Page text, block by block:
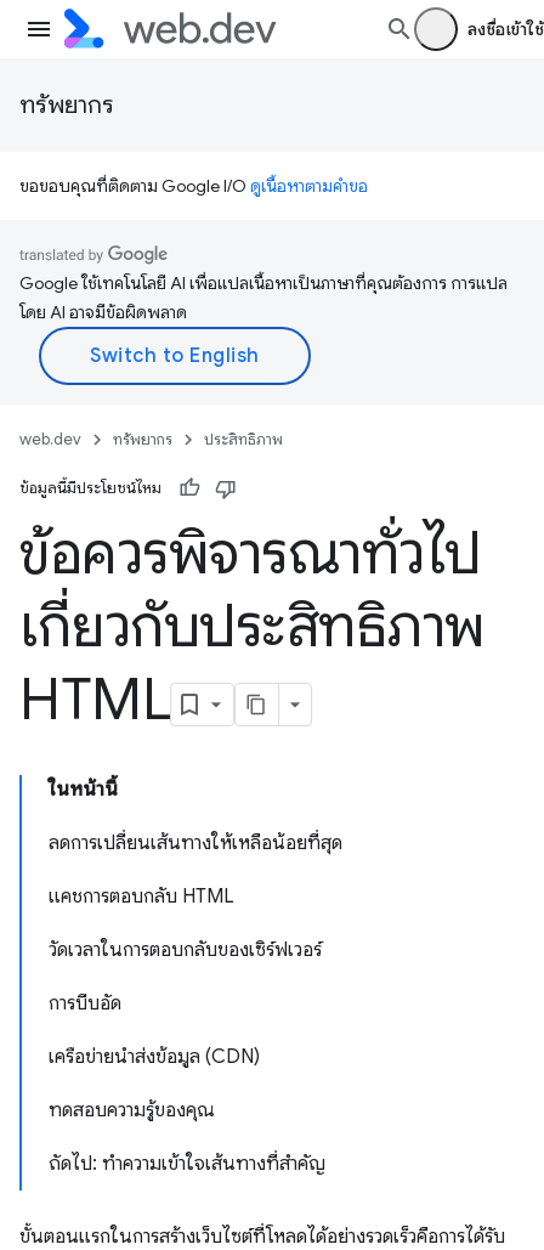
ลงชื่อเข้าใช้
ทรัพยากร
ขอขอบคุณที่ติดตาม Google I/O ดูเนื้อหาตามคำขอ
Google ใช้เทคโนโลยี AI เพื่อแปลเนื้อหาเป็นภาษาที่คุณต้องการ การแปล
โดย AI อาจมีข้อผิดพลาด
web.dev ทรัพยากร ประสิทธิภาพ
ข้อมูลนี้มีประโยชน์ไหม
ข้อควรพิจารณาทั่วไป
เกี่ยวกับประสิทธิภาพ
HTML
ในหน้านี้
ลดการเปลี่ยนเส้นทางให้เหลือน้อยที่สุด
แคชการตอบกลับ HTML
วัดเวลาในการตอบกลับของเซิร์ฟเวอร์
การบีบอัด
เครือข่ายนำส่งข้อมูล (CDN)
ทดสอบความรู้ของคุณ
ถัดไป: ทำความเข้าใจเส้นทางที่สำคัญ
ขั้นตอนแรกในการสร้างเว็บไซต์ที่โหลดได้อย่างรวดเร็วคือการได้รับ